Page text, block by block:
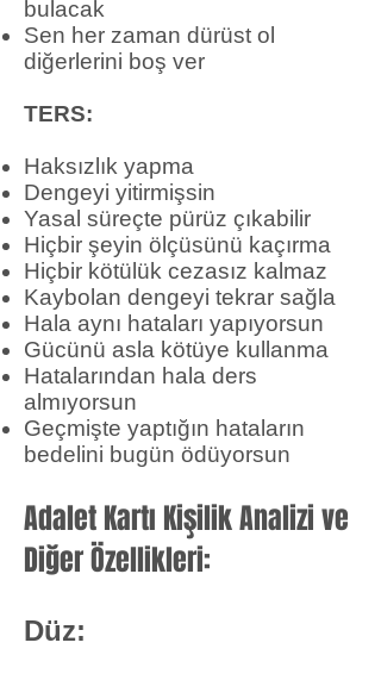
bulacak
Sen her zaman dürüst ol
diğerlerini boş ver
TERS:
Haksızlık yapma
Dengeyi yitirmişsin
Yasal süreçte pürüz çıkabilir
Hiçbir şeyin ölçüsünü kaçırma
Hiçbir kötülük cezasız kalmaz
Kaybolan dengeyi tekrar sağla
Hala aynı hataları yapıyorsun
Gücünü asla kötüye kullanma
Hatalarından hala ders
almıyorsun
Geçmişte yaptığın hataların
bedelini bugün ödüyorsun
Adalet Kartı Kişilik Analizi ve
Diğer Özellikleri:
Düz: